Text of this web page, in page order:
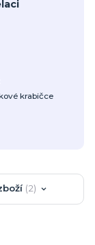
krabičce
2